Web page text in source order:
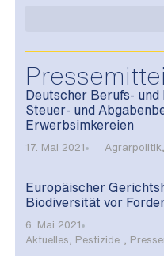
Deutscher Berufs-
Steuer- und
Erwerbsimkereien
17. Mai 2021 Agrarpolitik
Europäischer
Biodiversität vor
6. Mai 2021
Aktuelles
Pestizide